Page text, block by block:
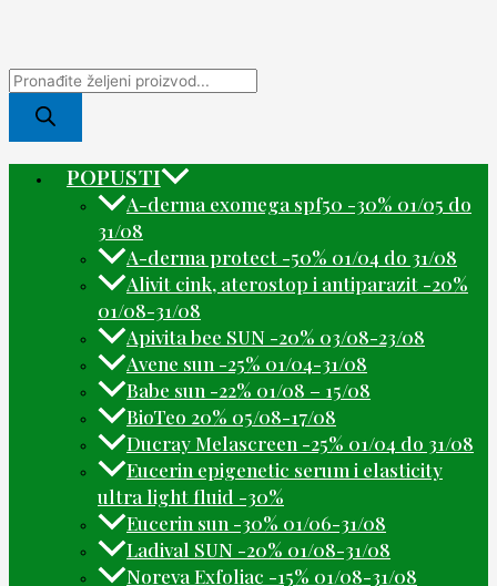
POPUSTI
A-derma exomega spf50 -30% 01/05 do
31/08
A-derma protect -50% 01/04 do 31/08
Alivit cink, aterostop i antiparazit -20%
01/08-31/08
Apivita bee SUN -20% 03/08-23/08
Avene sun -25% 01/04-31/08
Babe sun -22% 01/08 – 15/08
BioTeo 20% 05/08-17/08
Ducray Melascreen -25% 01/04 do 31/08
Eucerin epigenetic serum i elasticity
ultra light fluid -30%
Eucerin sun -30% 01/06-31/08
Ladival SUN -20% 01/08-31/08
Noreva Exfoliac -15% 01/08-31/08